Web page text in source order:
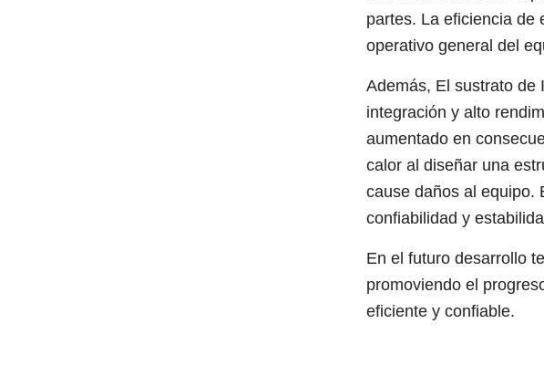
partes. La eficiencia de
operativo general del
Además, El sustrato de
integración y alto
aumentado en
calor al diseñar una
cause daños al equipo.
confiabilidad y
En el futuro desarrollo
promoviendo el
eficiente y confiable.